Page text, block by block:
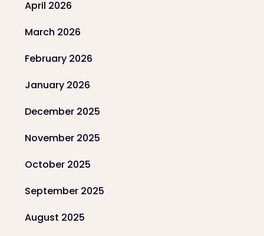
April 2026
March 2026
February 2026
January 2026
December 2025
November 2025
October 2025
September 2025
August 2025